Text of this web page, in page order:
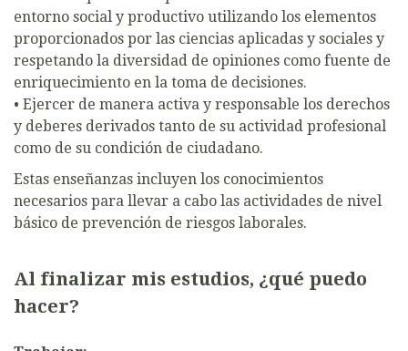
entorno social y productivo utilizando los elementos
proporcionados por las ciencias aplicadas y sociales y
respetando la diversidad de opiniones como fuente de
enriquecimiento en la toma de decisiones.
• Ejercer de manera activa y responsable los derechos
y deberes derivados tanto de su actividad profesional
como de su condición de ciudadano.
Estas enseñanzas incluyen los conocimientos
necesarios para llevar a cabo las actividades de nivel
básico de prevención de riesgos laborales.
Al finalizar mis estudios, ¿qué puedo
hacer?